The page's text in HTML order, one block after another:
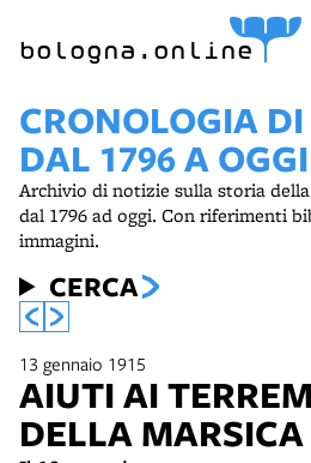
bologna.online
CRONOLOGIA
DAL 1796 A OGGI
Archivio di notizie sulla storia
dal 1796 ad oggi. Con riferimenti
immagini.
CERCA
13 gennaio 1915
AIUTI AI
DELLA MARSICA